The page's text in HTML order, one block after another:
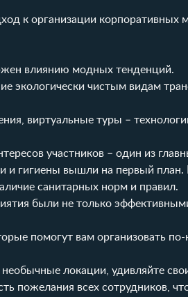
к организации корпоративных
влиянию модных тенденций.
экологически чистым видам
виртуальные туры –
участников – один из
и гигиены вышли на первый
санитарных норм и правил.
были не только
помогут вам организовать
локации, удивляйте
пожелания всех сотрудников,